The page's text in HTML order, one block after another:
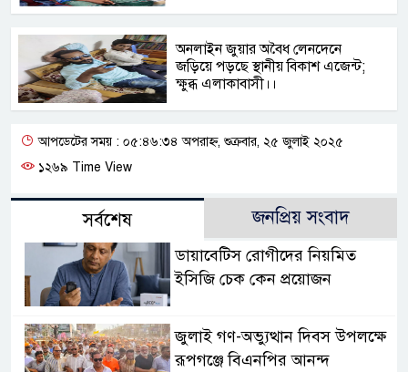
অনলাইন জুয়ার অবৈধ লেনদেনে
জড়িয়ে পড়ছে স্থানীয় বিকাশ এজেন্ট;
ক্ষুব্ধ এলাকাবাসী।।
আপডেটের সময় : ০৫:৪৬:৩৪ অপরাহ্ন, শুক্রবার, ২৫ জুলাই ২০২৫
১২৬৯ Time View
সর্বশেষ জনপ্রিয় সংবাদ
ডায়াবেটিস রোগীদের নিয়মিত
ইসিজি চেক কেন প্রয়োজন
জুলাই গণ-অভ্যুত্থান দিবস উপলক্ষে
রূপগঞ্জে বিএনপির আনন্দ